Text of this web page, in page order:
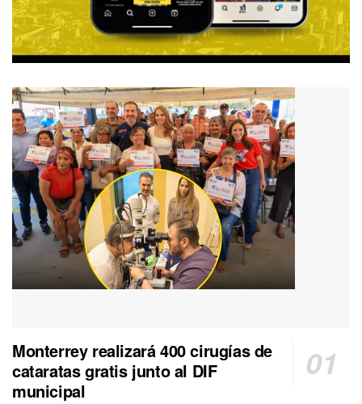
Monterrey realizará 400 cirugías de
cataratas gratis junto al DIF
municipal